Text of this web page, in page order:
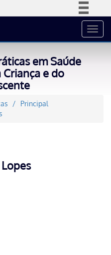
Acesso à informação
Canais
em Saúde
e do
Principal